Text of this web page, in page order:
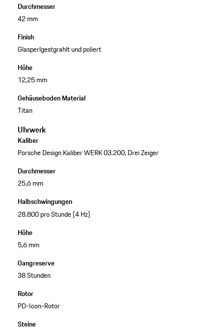
Durchmesser
42 mm
Finish
Glasperlgestgrahlt und poliert
Höhe
12,25 mm
Gehäuseboden Material
Titan
Uhrwerk
Kaliber
Porsche Design Kaliber WERK 03.200, Drei Zeiger
Durchmesser
25,6 mm
Halbschwingungen
28.800 pro Stunde [4 Hz]
Höhe
5,6 mm
Gangreserve
38 Stunden
Rotor
PD-Icon-Rotor
Steine